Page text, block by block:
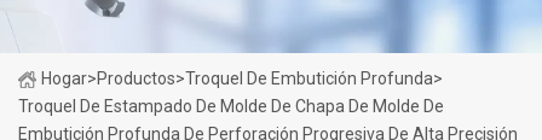
Hogar>Productos>Troquel De Embutición Profunda>
Troquel De Estampado De Molde De Chapa De Molde De
Embutición Profunda De Perforación Progresiva De Alta Precisión